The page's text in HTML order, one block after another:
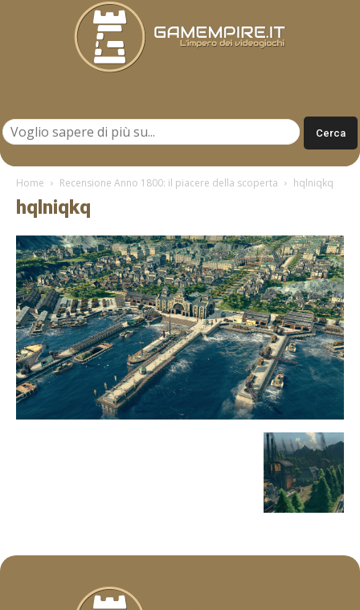
Home Recensione Anno 1800: il piacere della scoperta hqlniqkq
hqlniqkq